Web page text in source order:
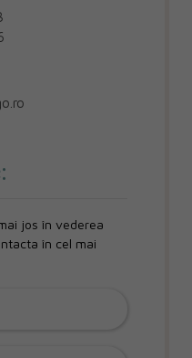
jos în vederea
în cel mai